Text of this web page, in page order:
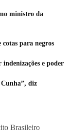
ministro da
para negros
e poder
Cunha”, diz
Brasileiro